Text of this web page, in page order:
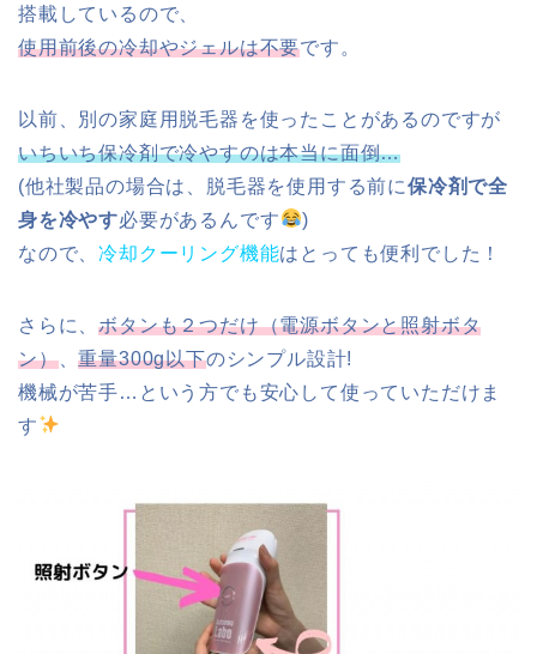
搭載しているので、
使用前後の冷却やジェルは不要です。
以前、別の家庭用脱毛器を使ったことがあるのですが
いちいち保冷剤で冷やすのは本当に面倒…
(他社製品の場合は、脱毛器を使用する前に保冷剤で全
身を冷やす必要があるんです
)
なので、冷却クーリング機能はとっても便利でした！
さらに、ボタンも２つだけ（電源ボタンと照射ボタ
ン）、重量300g以下のシンプル設計!
機械が苦手…という方でも安心して使っていただけま
す